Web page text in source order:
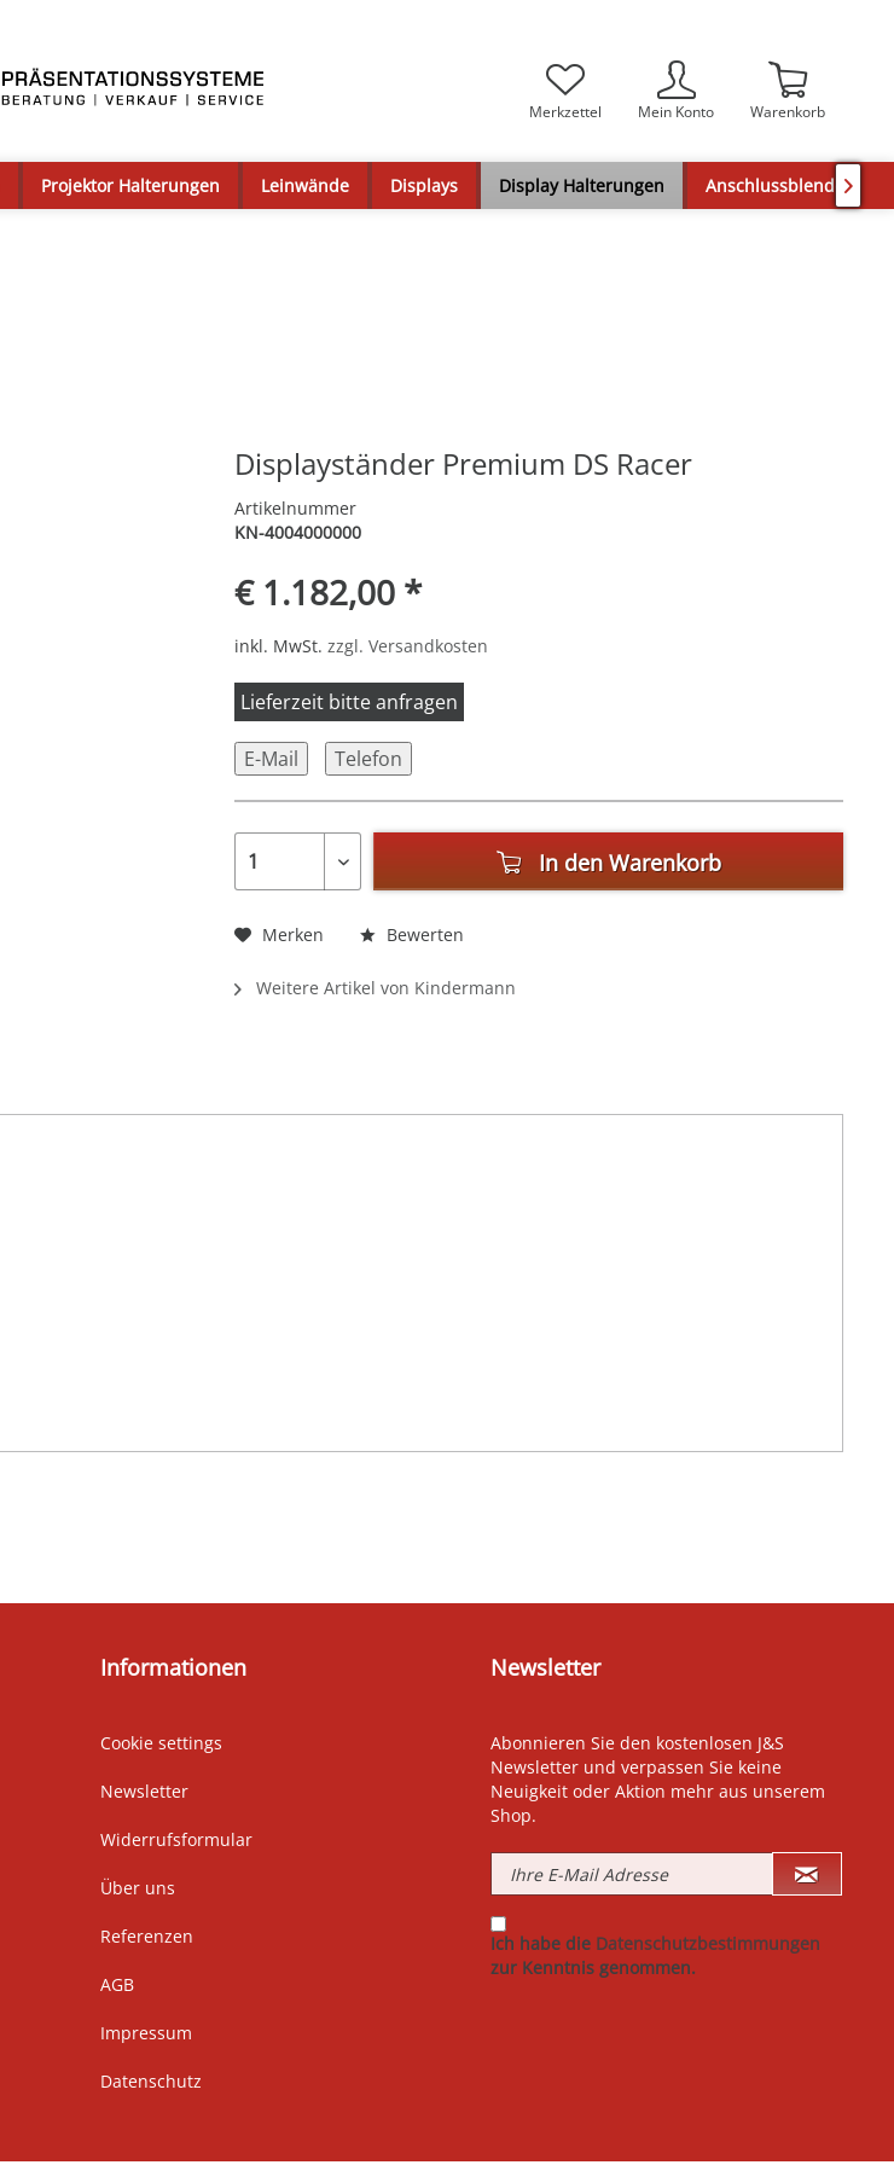
Merkzettel Mein Konto Warenkorb
Projektor Halterungen Leinwände Displays Display Halterungen Anschlussblenden

Displayständer Premium DS Racer
Artikelnummer
KN-4004000000
€ 1.182,00 *
inkl. MwSt. zzgl. Versandkosten
Lieferzeit bitte anfragen
E-Mail Telefon
In den Warenkorb
Merken Bewerten
Weitere Artikel von Kindermann
Informationen
Cookie settings
Newsletter
Widerrufsformular
Über uns
Referenzen
AGB
Impressum
Datenschutz
Newsletter
Abonnieren Sie den kostenlosen J&S
Newsletter und verpassen Sie keine
Neuigkeit oder Aktion mehr aus unserem
Shop.
Ich habe die Datenschutzbestimmungen
zur Kenntnis genommen.